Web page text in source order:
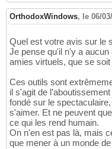
OrthodoxWindows, le 06/
Quel est votre avis sur le
Je pense qu'il n'y a
amies virtuels, que se
Ces outils sont
il s'agit de
fondé sur le
s'aimer. Et ne peuvent
ce qui les rend humain.
On n'en est pas là, mais
que mener à un monde